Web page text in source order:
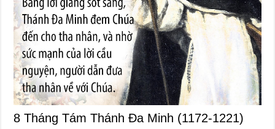
8 Tháng Tám Thánh Ða Minh (1172-1221)